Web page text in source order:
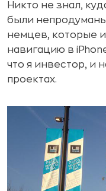
Никто не знал,
были
немцев, которые
навигацию в
что я инвестор, и
проектах.